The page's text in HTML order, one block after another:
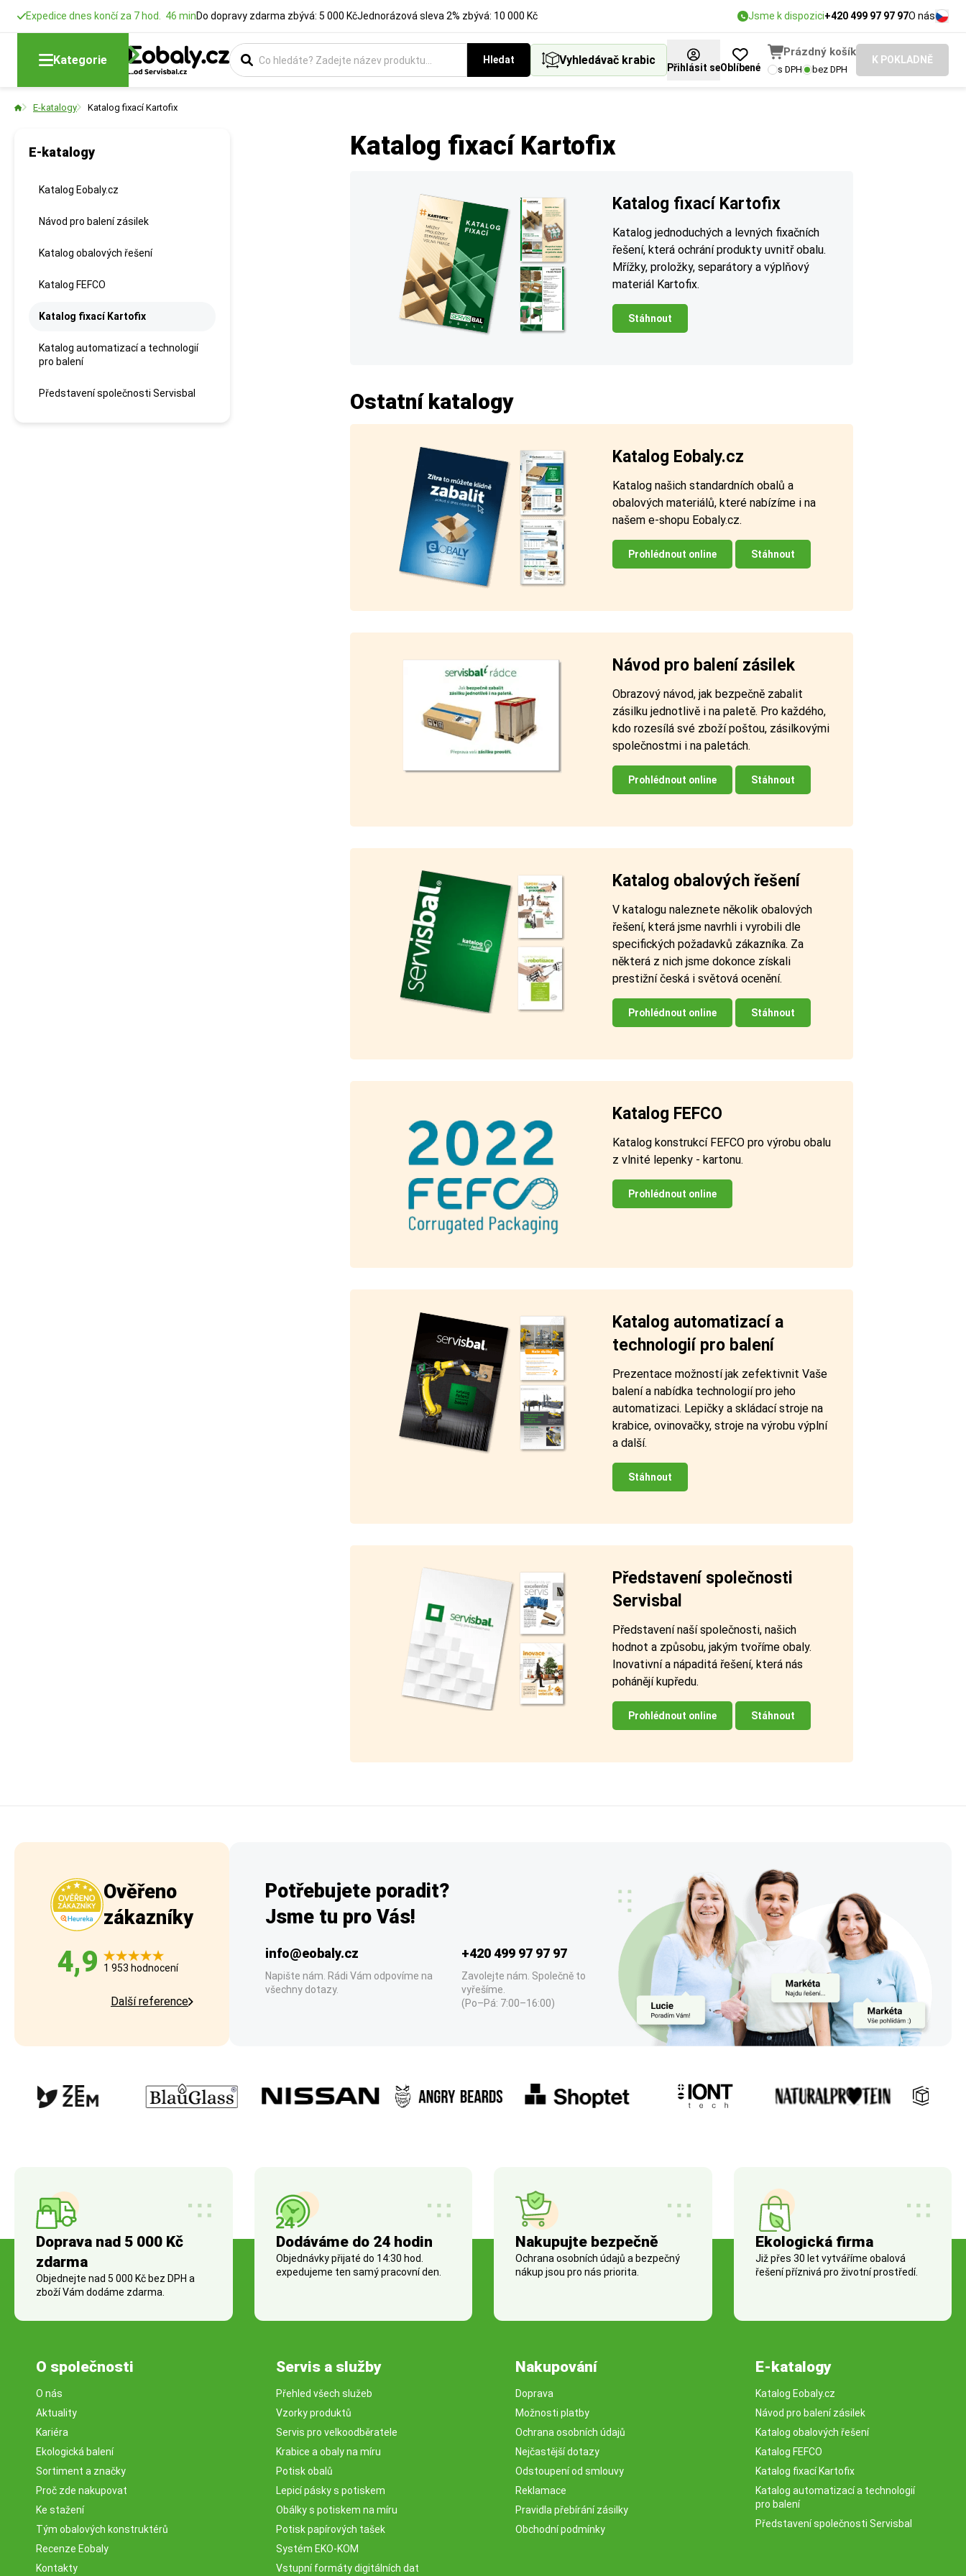
Expedice dnes končí za 7 hod. 46 minDo dopravy zdarma zbývá: 5 000 KčJednorázová sleva 2% zbývá: 10 000 Kč Jsme k dispozici+420 499 97 97 97O nás
Kategorie Hledat Vyhledávač krabic
Přihlásit seOblíbené
Prázdný košík
s DPH bez DPH
K POKLADNĚ
E-katalogy Katalog fixací Kartofix
E-katalogy
Katalog Eobaly.cz
Návod pro balení zásilek
Katalog obalových řešení
Katalog FEFCO
Katalog fixací Kartofix
Katalog automatizací a technologií
pro balení
Představení společnosti Servisbal
Katalog fixací Kartofix
Katalog fixací Kartofix
Katalog jednoduchých a levných fixačních
řešení, která ochrání produkty uvnitř obalu.
Mřížky, proložky, separátory a výplňový
materiál Kartofix.
Stáhnout
Ostatní katalogy
Katalog Eobaly.cz
Katalog našich standardních obalů a
obalových materiálů, které nabízíme i na
našem e-shopu Eobaly.cz.
Prohlédnout online Stáhnout
Návod pro balení zásilek
Obrazový návod, jak bezpečně zabalit
zásilku jednotlivě i na paletě. Pro každého,
kdo rozesílá své zboží poštou, zásilkovými
společnostmi i na paletách.
Prohlédnout online Stáhnout
Katalog obalových řešení
V katalogu naleznete několik obalových
řešení, která jsme navrhli i vyrobili dle
specifických požadavků zákazníka. Za
některá z nich jsme dokonce získali
prestižní česká i světová ocenění.
Prohlédnout online Stáhnout
Katalog FEFCO
Katalog konstrukcí FEFCO pro výrobu obalu
z vlnité lepenky - kartonu.
Prohlédnout online
Katalog automatizací a
technologií pro balení
Prezentace možností jak zefektivnit Vaše
balení a nabídka technologií pro jeho
automatizaci. Lepičky a skládací stroje na
krabice, ovinovačky, stroje na výrobu výplní
a další.
Stáhnout
Představení společnosti
Servisbal
Představení naší společnosti, našich
hodnot a způsobu, jakým tvoříme obaly.
Inovativní a nápaditá řešení, která nás
pohánějí kupředu.
Prohlédnout online Stáhnout
Ověřeno
zákazníky
4,9 1 953 hodnocení
Další reference
Potřebujete poradit?
Jsme tu pro Vás!
info@eobaly.cz
Napište nám. Rádi Vám odpovíme na
všechny dotazy.
+420 499 97 97 97
Zavolejte nám. Společně to
vyřešíme.
(Po–Pá: 7:00–16:00)
Doprava nad 5 000 Kč
zdarma
Objednejte nad 5 000 Kč bez DPH a
zboží Vám dodáme zdarma.
Dodáváme do 24 hodin
Objednávky přijaté do 14:30 hod.
expedujeme ten samý pracovní den.
Nakupujte bezpečně
Ochrana osobních údajů a bezpečný
nákup jsou pro nás priorita.
Ekologická firma
Již přes 30 let vytváříme obalová
řešení příznivá pro životní prostředí.
O společnosti
O nás
Aktuality
Kariéra
Ekologická balení
Sortiment a značky
Proč zde nakupovat
Ke stažení
Tým obalových konstruktérů
Recenze Eobaly
Kontakty
Servis a služby
Přehled všech služeb
Vzorky produktů
Servis pro velkoodběratele
Krabice a obaly na míru
Potisk obalů
Lepicí pásky s potiskem
Obálky s potiskem na míru
Potisk papírových tašek
Systém EKO-KOM
Vstupní formáty digitálních dat
Nakupování
Doprava
Možnosti platby
Ochrana osobních údajů
Nejčastější dotazy
Odstoupení od smlouvy
Reklamace
Pravidla přebírání zásilky
Obchodní podmínky
E-katalogy
Katalog Eobaly.cz
Návod pro balení zásilek
Katalog obalových řešení
Katalog FEFCO
Katalog fixací Kartofix
Katalog automatizací a technologií
pro balení
Představení společnosti Servisbal